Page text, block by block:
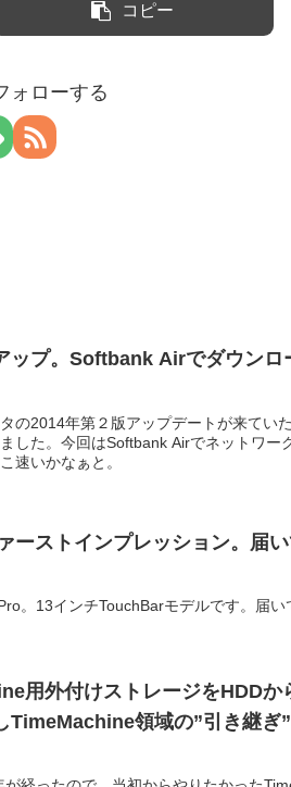
コピー
ォローする
ップ。Softbank Airでダウンロ
の2014年第２版アップデートが来てい
した。今回はSoftbank Airでネットワー
速いかなぁと。
ストインプレッション。届い
。13インチTouchBarモデルです。届い
用外付けストレージをHDDか
TimeMachine領域の”引き継ぎ